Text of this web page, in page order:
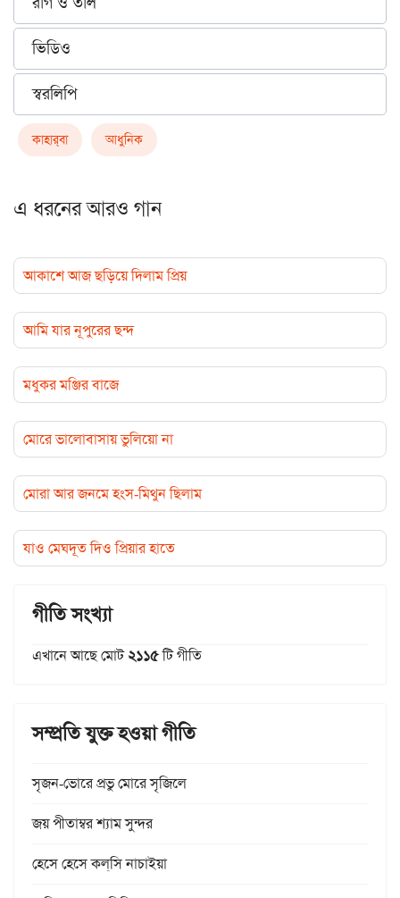
ভিডিও
স্বরলিপি
কাহার্‌বা আধুনিক
এ ধরনের আরও গান
আকাশে আজ ছড়িয়ে দিলাম প্রিয়
আমি যার নূপুরের ছন্দ
মধুকর মঞ্জির বাজে
মোরে ভালোবাসায় ভুলিয়ো না
মোরা আর জনমে হংস-মিথুন ছিলাম
যাও মেঘদূত দিও প্রিয়ার হাতে
গীতি সংখ্যা
এখানে আছে মোট২১১৫টি গীতি
সম্প্রতি যুক্ত হওয়া গীতি
সৃজন-ভোরে প্রভু মোরে সৃজিলে
জয় পীতাম্বর শ্যাম সুন্দর
হেসে হেসে কল্‌সি নাচাইয়া